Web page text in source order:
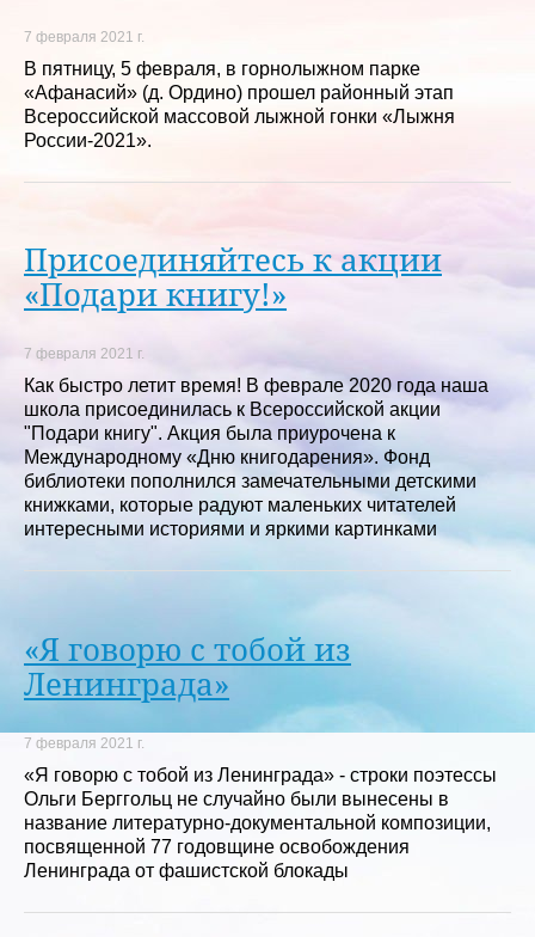
7 февраля 2021 г.
В пятницу, 5 февраля, в горнолыжном парке
«Афанасий» (д. Ордино) прошел районный этап
Всероссийской массовой лыжной гонки «Лыжня
России-2021».
Присоединяйтесь к акции
«Подари книгу!»
7 февраля 2021 г.
Как быстро летит время! В феврале 2020 года наша
школа присоединилась к Всероссийской акции
"Подари книгу". Акция была приурочена к
Международному «Дню книгодарения». Фонд
библиотеки пополнился замечательными детскими
книжками, которые радуют маленьких читателей
интересными историями и яркими картинками
«Я говорю с тобой из
Ленинграда»
7 февраля 2021 г.
«Я говорю с тобой из Ленинграда» - строки поэтессы
Ольги Берггольц не случайно были вынесены в
название литературно-документальной композиции,
посвященной 77 годовщине освобождения
Ленинграда от фашистской блокады